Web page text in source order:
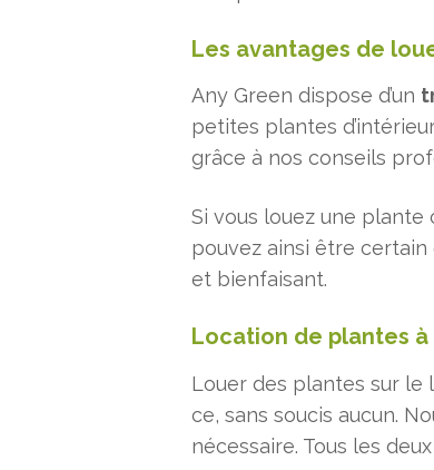
Les avantages de
Any Green dispose d’un
petites plantes
grâce à nos conseils
Si vous louez une plante
pouvez ainsi être
et bienfaisant.
Location de plantes
Louer des plantes sur le
ce, sans soucis aucun.
nécessaire. Tous les